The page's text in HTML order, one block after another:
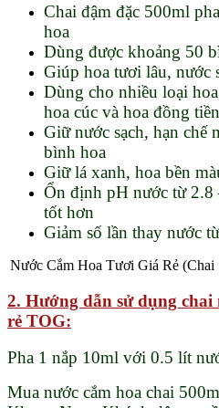
Chai đậm đặc 500ml
hoa
Dùng được khoảng 50
Giúp hoa tươi lâu, nước
Dùng cho nhiều loại
hoa cúc và hoa đồng tiền
Giữ nước sạch, hạn
bình hoa
Giữ lá xanh, hoa bền
Ổn định pH nước từ
tốt hơn
Giảm số lần thay nước
Nước Cắm Hoa Tươi Giá Rẻ
2. Hướng dẫn sử dụng chai
rẻ TOG:
Pha 1 nắp 10ml với 0.5 lít
Mua nước cắm hoa chai